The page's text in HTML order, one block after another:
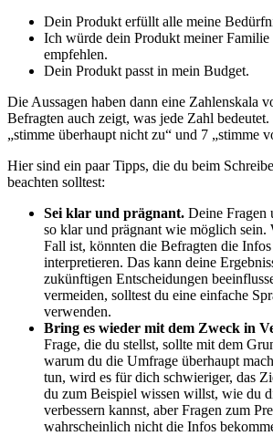
Dein Produkt erfüllt alle meine
Ich würde dein Produkt meiner Familie
empfehlen.
Dein Produkt passt in mein Budget.
Die Aussagen haben dann eine Zahlenskala
Befragten auch zeigt, was jede Zahl
„stimme überhaupt nicht zu“ und 7 „stimme
Hier sind ein paar Tipps, die du beim
beachten solltest:
Sei klar und prägnant. Deine Fragen
so klar und prägnant wie möglich sein.
Fall ist, könnten die Befragten die
interpretieren. Das kann deine
zukünftigen Entscheidungen
vermeiden, solltest du eine einfache
verwenden.
Bring es wieder mit dem Zweck in
Frage, die du stellst, sollte mit dem
warum du die Umfrage überhaupt
tun, wird es für dich schwieriger, das
du zum Beispiel wissen willst, wie du
verbessern kannst, aber Fragen zum
wahrscheinlich nicht die Infos